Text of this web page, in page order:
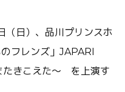
（日）、品川プリンスホ
フレンズ」JAPARI
たきこえた～ を上演す